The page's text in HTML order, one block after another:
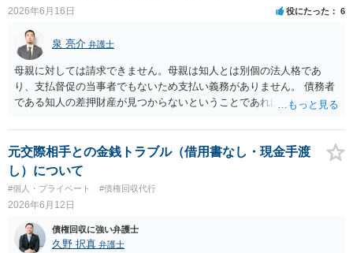
2026年6月16日 役にたった 6
泉 亮介 弁護士
母親に対しては請求できません。母親は知人とは別個の法人格であ
り、支払督促の当事者でもないため支払い義務がありません。 債務者
である知人の差押財産が見つからないということであれば、現実的に
元交際相手との金銭トラブル（借用書なし・現金手渡
し）について
#個人・プライベート #債権回収代行
2026年6月12日
債権回収に強い弁護士
久野 択真 弁護士